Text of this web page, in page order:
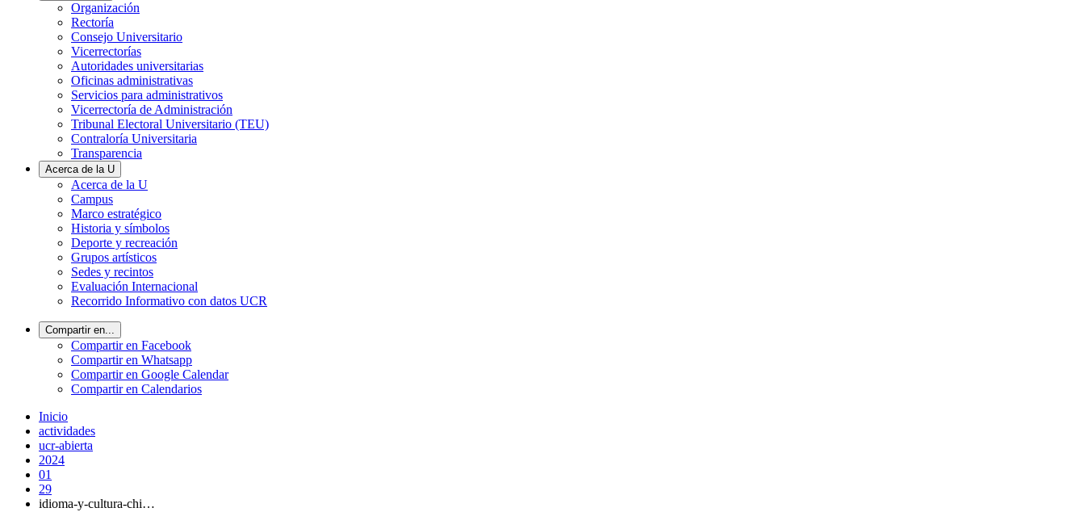
Organización
Rectoría
Consejo Universitario
Vicerrectorías
Autoridades universitarias
Oficinas administrativas
Servicios para administrativos
Vicerrectoría de Administración
Tribunal Electoral Universitario (TEU)
Contraloría Universitaria
Transparencia
Acerca de la U
Acerca de la U
Campus
Marco estratégico
Historia y símbolos
Deporte y recreación
Grupos artísticos
Sedes y recintos
Evaluación Internacional
Recorrido Informativo con datos UCR
Compartir en...
Compartir en Facebook
Compartir en Whatsapp
Compartir en Google Calendar
Compartir en Calendarios
Inicio
actividades
ucr-abierta
2024
01
29
idioma-y-cultura-chi…